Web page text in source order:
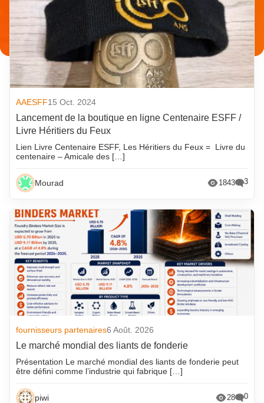
AAESFF15 Oct. 2024
Lancement de la boutique en ligne Centenaire ESFF /
Livre Héritiers du Feux
Lien Livre Centenaire ESFF, Les Héritiers du Feux = Livre du
centenaire – Amicale des […]
Mourad 1843 3
fournisseurs partenaires6 Août. 2026
Le marché mondial des liants de fonderie
Présentation Le marché mondial des liants de fonderie peut
être défini comme l’industrie qui fabrique […]
piwi 28 0